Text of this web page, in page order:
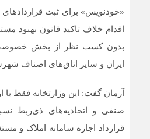
«خودنویس» برای ثبت
اقدام خلاف تاکید قانون بهبود
بدون کسب نظر از بخش خصوصی
ایران و سایر اتاق‌های اصناف
آرمان گفت: این وزارتخانه فقط با
صنفی و اتحادیه‌های ذی‌ربط
قرارداد اجاره سامانه املاک و